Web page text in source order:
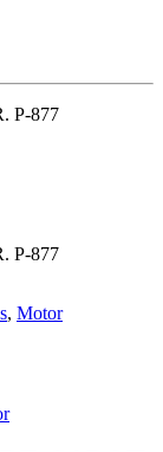
P-877
P-877
, Motor